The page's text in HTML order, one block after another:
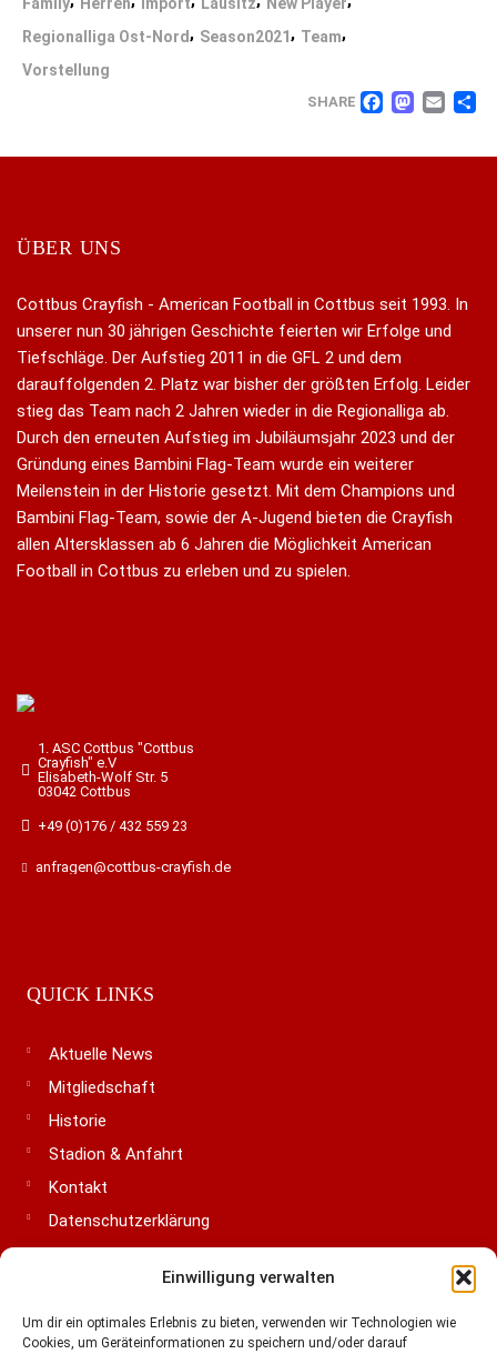
Einwilligung verwalten
Um dir ein optimales Erlebnis zu bieten, verwenden wir Technologien wie
Cookies, um Geräteinformationen zu speichern und/oder darauf
Regionalliga Ost-Nord , Season2021 , Team,
Vorstellung
SHARE
ÜBER UNS
Cottbus Crayfish - American Football in Cottbus seit 1993. In
unserer nun 30 jährigen Geschichte feierten wir Erfolge und
Tiefschläge. Der Aufstieg 2011 in die GFL 2 und dem
darauffolgenden 2. Platz war bisher der größten Erfolg. Leider
stieg das Team nach 2 Jahren wieder in die Regionalliga ab.
Durch den erneuten Aufstieg im Jubiläumsjahr 2023 und der
Gründung eines Bambini Flag-Team wurde ein weiterer
Meilenstein in der Historie gesetzt. Mit dem Champions und
Bambini Flag-Team, sowie der A-Jugend bieten die Crayfish
allen Altersklassen ab 6 Jahren die Möglichkeit American
Football in Cottbus zu erleben und zu spielen.
1. ASC Cottbus "Cottbus
Crayfish" e.V
Elisabeth-Wolf Str. 5
03042 Cottbus
+49 (0)176 / 432 559 23
anfragen@cottbus-crayfish.de
QUICK LINKS
Aktuelle News
Mitgliedschaft
Historie
Stadion & Anfahrt
Kontakt
Datenschutzerklärung
Impressum
Cookie-Richtlinie (EU)